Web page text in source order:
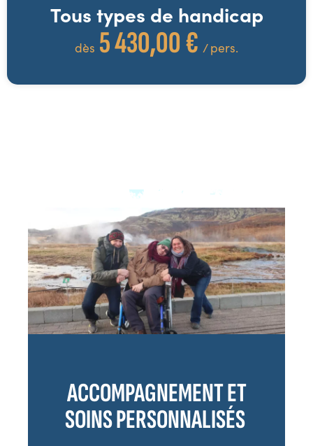
Tous types de handicap
dès 5 430,00 € / pers.
ACCOMPAGNEMENT ET
SOINS PERSONNALISÉS